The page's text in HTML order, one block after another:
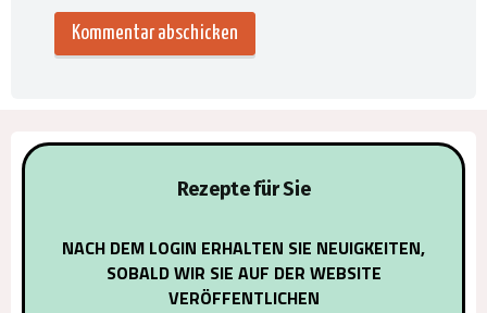
Rezepte für Sie
NACH DEM LOGIN ERHALTEN SIE NEUIGKEITEN,
SOBALD WIR SIE AUF DER WEBSITE
VERÖFFENTLICHEN